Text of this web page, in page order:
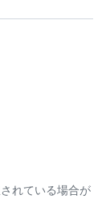
れている場合が